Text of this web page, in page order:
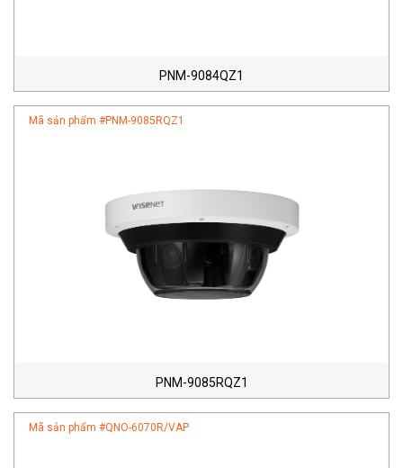
PNM-9084QZ1
Mã sản phẩm #PNM-9085RQZ1
PNM-9085RQZ1
Mã sản phẩm #QNO-6070R/VAP